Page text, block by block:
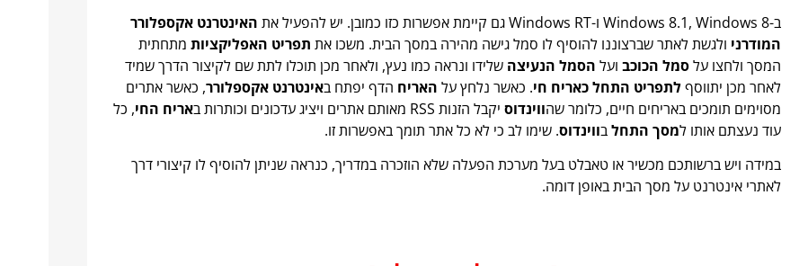
ב-Windows 8.1, Windows 8 ו-Windows RT גם קיימת אפשרות כזו כמובן. יש להפעיל את
האינטרנט אקספלורר
המודרני ולגשת לאתר שברצוננו להוסיף לו סמל גישה מהירה במסך הבית. משכו את תפריט האפליקציות מתחתית
המסך ולחצו עלסמל הכוכב ועל הסמל הנעיצה שלידו ונראה כמו נעץ, ולאחר מכן תוכלו לתת שם לקיצור הדרך שמיד
לאחר מכן יתווסףלתפריט התחל כאריח חי. כאשר נלחץ על האריח הדף יפתח באינטרנט אקספלורר, כאשר אתרים
מסוימים תומכים באריחים חיים, כלומר שהווינדוס יקבל הזנות RSS מאותם אתרים ויציג עדכונים וכותרות ב אריח החי, כל
עוד נעצתם אותו למסך התחלבווינדוס. שימו לב כי לא כל אתר תומך באפשרות זו.
במידה ויש ברשותכם מכשיר או טאבלט בעל מערכת הפעלה שלא הוזכרה במדריך, כנראה שניתן להוסיף לו קיצורי דרך
לאתרי אינטרנט על מסך הבית באופן דומה.